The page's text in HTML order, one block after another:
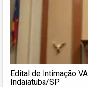
Edital de Intimação
Indaiatuba/SP